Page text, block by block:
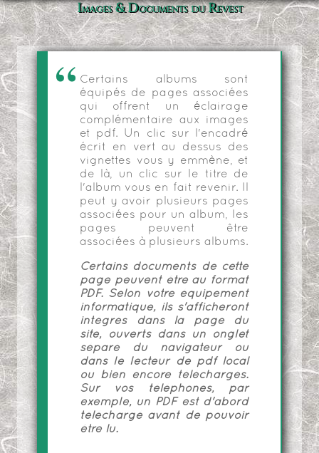
Images & Documents du Revest
Certains albums sont
équipés de pages associées
qui offrent un éclairage
complémentaire aux images
et pdf. Un clic sur l'encadré
écrit en vert au dessus des
vignettes vous y emmène, et
de là, un clic sur le titre de
l'album vous en fait revenir. Il
peut y avoir plusieurs pages
associées pour un album, les
pages peuvent être
associées à plusieurs albums.
Certains documents de cette
page peuvent être au format
PDF. Selon votre équipement
informatique, ils s'afficheront
intégrés dans la page du
site, ouverts dans un onglet
séparé du navigateur ou
dans le lecteur de pdf local
ou bien encore téléchargés.
Sur vos téléphones, par
exemple, un PDF est d'abord
téléchargé avant de pouvoir
être lu.